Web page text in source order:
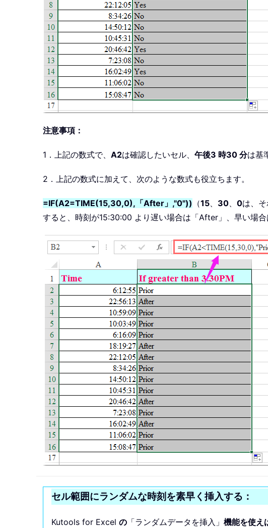
注意事項：
1．上記の数式で、 A2は確認したいセル、 午後3 時30 分は基
2．上記の数式に加えて、次のような数式も役立ちます。
=IF(A2=TIME(15,30,0),「After」,"0")) （15、 30、 0は、
すると、時刻が15:30:00 より遅い場合は「After」、早い場
セル範囲にランダムな時刻を素早く挿入する：
Kutools for Excel の 「ランダムデータを挿入」 機能を使え